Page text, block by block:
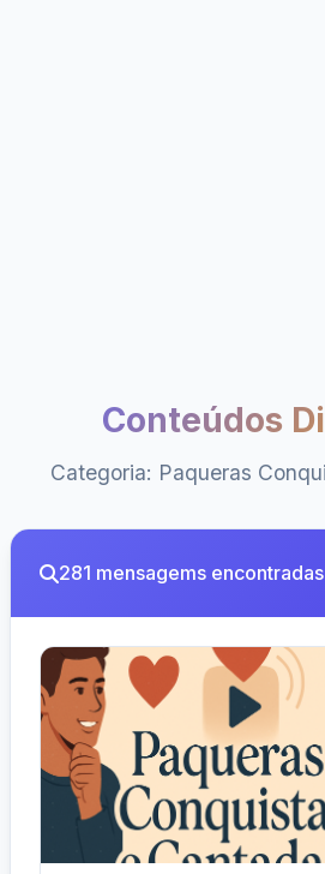
Conteúdos
Categoria: Paqueras
281 mensagems encontradas